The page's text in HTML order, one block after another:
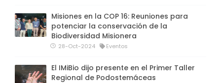
Misiones en la COP 16: Reuniones para
potenciar la conservación de la
Biodiversidad Misionera
28-Oct-2024 Eventos
El IMiBio dijo presente en el Primer Taller
Regional de Podostemáceas